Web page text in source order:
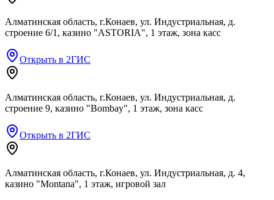
Алматинская область, г.Конаев, ул. Индустриальная, д.
строение 6/1, казино "ASTORIA", 1 этаж, зона касс
Открыть в 2ГИС
Алматинская область, г.Конаев, ул. Индустриальная, д.
строение 9, казино "Bombay", 1 этаж, зона касс
Открыть в 2ГИС
Алматинская область, г.Конаев, ул. Индустриальная, д. 4,
казино "Montana", 1 этаж, игровой зал